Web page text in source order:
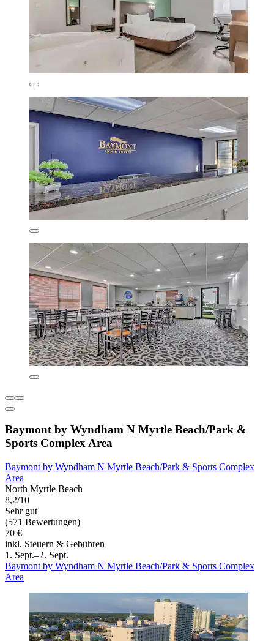
Baymont by Wyndham N Myrtle Beach/Park &
Sports Complex Area
Baymont by Wyndham N Myrtle Beach/Park & Sports Complex
Area
North Myrtle Beach
8,2/10
Sehr gut
(571 Bewertungen)
70 €
inkl. Steuern & Gebühren
1. Sept.–2. Sept.
Baymont by Wyndham N Myrtle Beach/Park & Sports Complex
Area